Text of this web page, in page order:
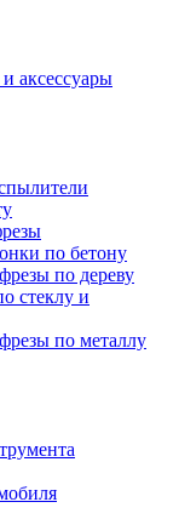
аксессуары
по бетону
по дереву
стеклу и
по металлу